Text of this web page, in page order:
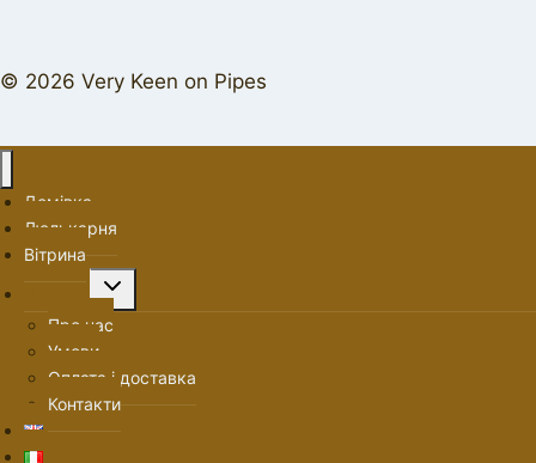
© 2026 Very Keen on Pipes
Домівка
Люлькарня
Вітрина
Перемкнути
меню
нащадка
Про нас
Умови
Оплата і доставка
Контакти